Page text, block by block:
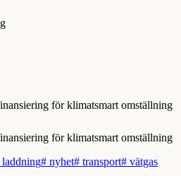
laddning# nyhet# transport# vätgas